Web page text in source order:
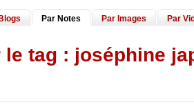
Par Notes Par Images Par
le tag : joséphine